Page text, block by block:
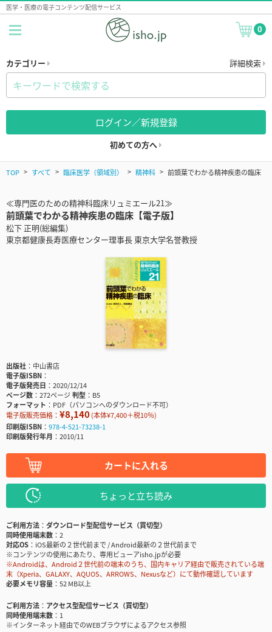
医学・医療の電子コンテンツ配信サービス
0
カテゴリー 詳細検索
ログイン／新規登録
初めての方へ
TOP すべて 臨床医学（領域別） 精神科 前頭葉でわかる精神疾患の臨床
≪専門医のための精神科臨床リュミエール21≫
前頭葉でわかる精神疾患の臨床【電子版】
松下 正明(総編集)
東京都健康長寿医療センター理事長 東京大学名誉教授
出版社
中山書店
電子版ISBN
電子版発売日
2020/12/14
ページ数
272ページ判型
B5
フォーマット
PDF（パソコンへのダウンロード不可）
電子版販売価格： ¥8,140(本体¥7,400＋税10％)
印刷版ISBN
978-4-521-73238-1
印刷版発行年月
2010/11
カートに入れる
ちょっと立ち読み
ご利用方法
ダウンロード型配信サービス（買切型）
同時使用端末数
2
対応OS
iOS最新の２世代前まで / Android最新の２世代前まで
※コンテンツの使用にあたり、専用ビューアisho.jpが必要
※Androidは、Android２世代前の端末のうち、国内キャリア経由で販売されている端
末（Xperia、GALAXY、AQUOS、ARROWS、Nexusなど）にて動作確認しています
必要メモリ容量
52 MB以上
ご利用方法
アクセス型配信サービス（買切型）
同時使用端末数
1
※インターネット経由でのWEBブラウザによるアクセス参照